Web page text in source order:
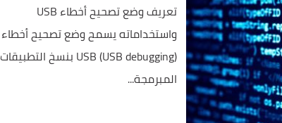
تعريف وضع تصحيح أخطاء USB
واستخداماته يسمح وضع تصحيح أخطاء
USB (USB debugging) بنسخ التطبيقات
المبرمجة...